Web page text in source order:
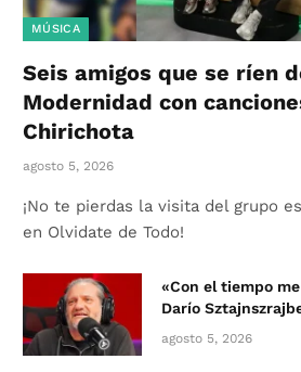
MÚSICA
Seis amigos que se ríen
Modernidad con
Chirichota
agosto 5, 2026
¡No te pierdas la visita del grupo
en Olvidate de Todo!
«Con el tiempo
Darío
agosto 5, 2026